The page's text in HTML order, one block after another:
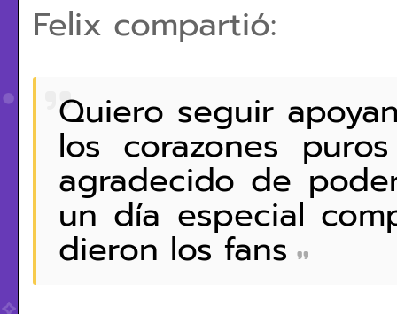
Felix compartió:
Quiero seguir
los corazones
agradecido de
un día especial
dieron los fans